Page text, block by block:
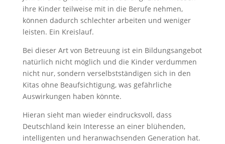
ihre Kinder teilweise mit in die Berufe nehmen,
können dadurch schlechter arbeiten und weniger
leisten. Ein Kreislauf.
Bei dieser Art von Betreuung ist ein Bildungsangebot
natürlich nicht möglich und die Kinder verdummen
nicht nur, sondern verselbstständigen sich in den
Kitas ohne Beaufsichtigung, was gefährliche
Auswirkungen haben könnte.
Hieran sieht man wieder eindrucksvoll, dass
Deutschland kein Interesse an einer blühenden,
intelligenten und heranwachsenden Generation hat.